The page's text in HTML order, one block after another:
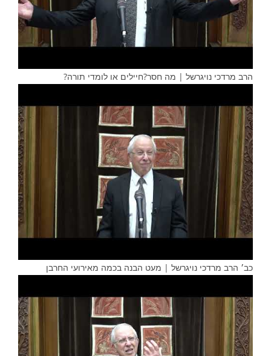
הרב מרדכי נויגרשל | מה חסר?חיילים או לומדי תורה?
כב׳ הרב מרדכי נויגרשל | מעט הבנה בכמה מאירועי החרבן